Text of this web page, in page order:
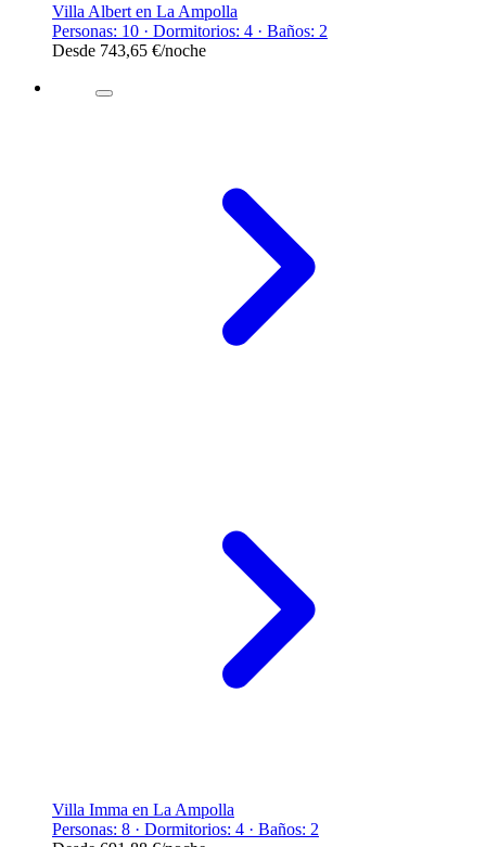
Villa Albert en La Ampolla
Personas: 10 · Dormitorios: 4 · Baños: 2
Desde 743,65 €/noche
Villa Imma en La Ampolla
Personas: 8 · Dormitorios: 4 · Baños: 2